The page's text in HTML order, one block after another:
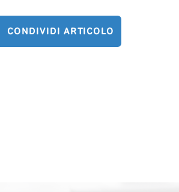
CONDIVIDI ARTICOLO